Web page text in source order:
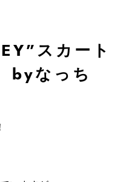
スカート
byなっち